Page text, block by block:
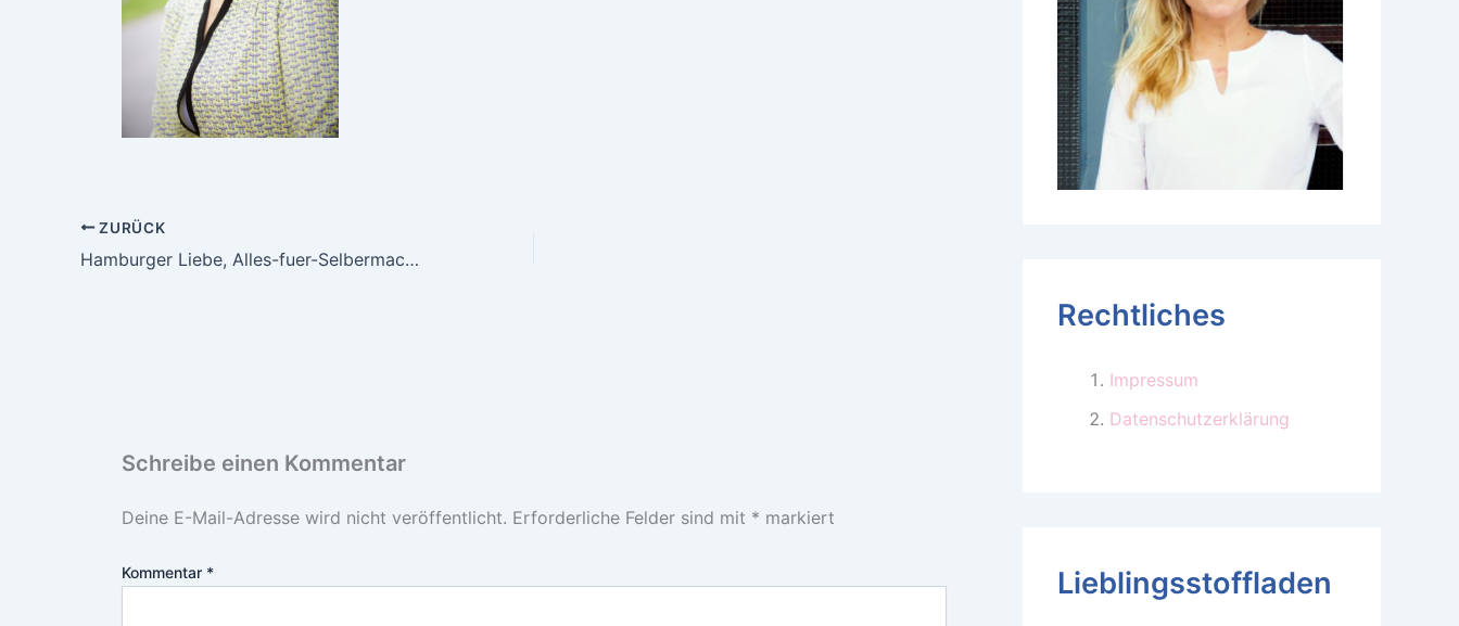
ZURÜCK
Hamburger Liebe, Alles-fuer-Selbermacher und neue Stoffe
Schreibe einen Kommentar
Deine E-Mail-Adresse wird nicht veröffentlicht. Erforderliche Felder sind mit * markiert
Kommentar *
Rechtliches
Impressum
Datenschutzerklärung
Lieblingsstoffladen